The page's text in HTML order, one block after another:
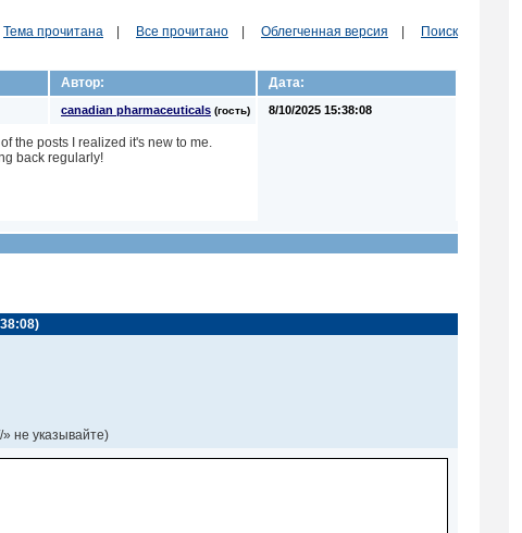
Тема прочитана Все прочитано Облегченная версия
Поиск
Автор:
Дата:
canadian pharmaceuticals (гость) 8/10/2025 15:38:08
the posts I realized it's new to me.
back regularly!
не указывайте)